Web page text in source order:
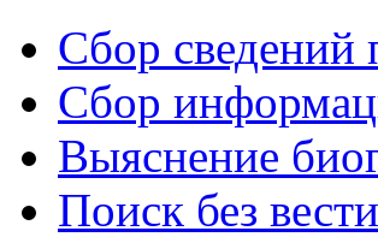
Сбор сведений
Сбор
Выяснение
Поиск без